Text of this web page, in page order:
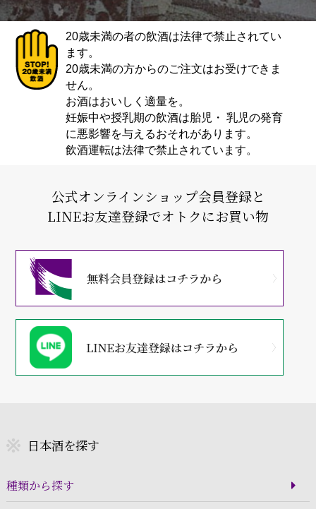
20歳未満の者の飲酒は法律で禁止されてい
ます。
20歳未満の方からのご注文はお受けできま
せん。
お酒はおいしく適量を。
妊娠中や授乳期の飲酒は胎児・ 乳児の発育
に悪影響を与えるおそれがあります。
飲酒運転は法律で禁止されています。
公式オンラインショップ会員登録と
LINEお友達登録でオトクにお買い物
日本酒を探す
種類から探す